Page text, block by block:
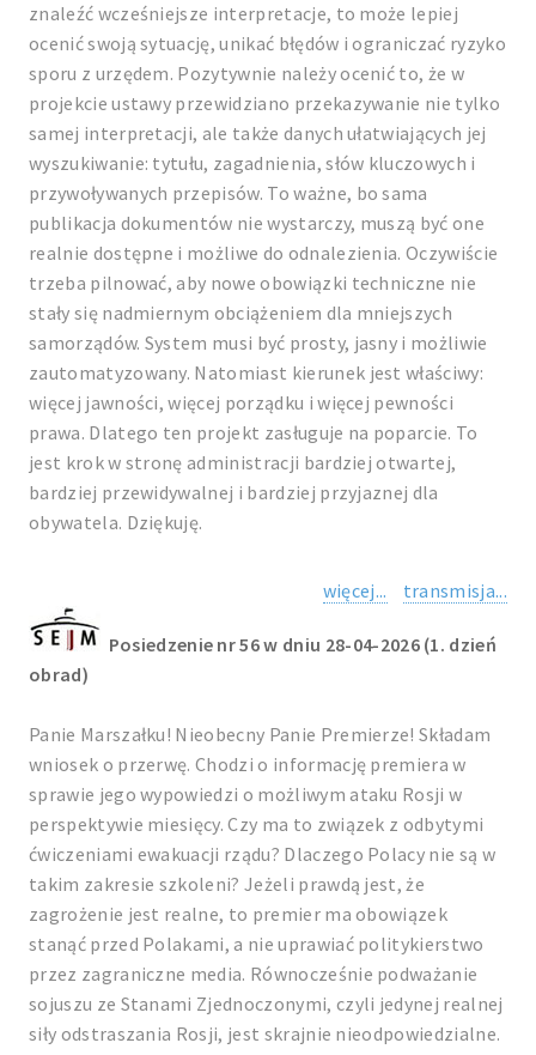
znaleźć wcześniejsze interpretacje, to może lepiej
ocenić swoją sytuację, unikać błędów i ograniczać ryzyko
sporu z urzędem. Pozytywnie należy ocenić to, że w
projekcie ustawy przewidziano przekazywanie nie tylko
samej interpretacji, ale także danych ułatwiających jej
wyszukiwanie: tytułu, zagadnienia, słów kluczowych i
przywoływanych przepisów. To ważne, bo sama
publikacja dokumentów nie wystarczy, muszą być one
realnie dostępne i możliwe do odnalezienia. Oczywiście
trzeba pilnować, aby nowe obowiązki techniczne nie
stały się nadmiernym obciążeniem dla mniejszych
samorządów. System musi być prosty, jasny i możliwie
zautomatyzowany. Natomiast kierunek jest właściwy:
więcej jawności, więcej porządku i więcej pewności
prawa. Dlatego ten projekt zasługuje na poparcie. To
jest krok w stronę administracji bardziej otwartej,
bardziej przewidywalnej i bardziej przyjaznej dla
obywatela. Dziękuję.
więcej... transmisja...
Posiedzenie nr 56 w dniu 28-04-2026 (1. dzień
obrad)
Panie Marszałku! Nieobecny Panie Premierze! Składam
wniosek o przerwę. Chodzi o informację premiera w
sprawie jego wypowiedzi o możliwym ataku Rosji w
perspektywie miesięcy. Czy ma to związek z odbytymi
ćwiczeniami ewakuacji rządu? Dlaczego Polacy nie są w
takim zakresie szkoleni? Jeżeli prawdą jest, że
zagrożenie jest realne, to premier ma obowiązek
stanąć przed Polakami, a nie uprawiać politykierstwo
przez zagraniczne media. Równocześnie podważanie
sojuszu ze Stanami Zjednoczonymi, czyli jedynej realnej
siły odstraszania Rosji, jest skrajnie nieodpowiedzialne.